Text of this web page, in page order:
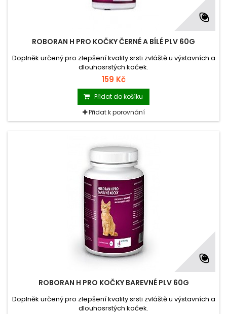
ROBORAN H PRO KOČKY ČERNÉ A BÍLÉ PLV 60G
Doplněk určený pro zlepšení kvality srsti zvláště u výstavních a
dlouhosrstých koček.
159 Kč
Přidat do košíku
Přidat k porovnání
ROBORAN H PRO KOČKY BAREVNÉ PLV 60G
Doplněk určený pro zlepšení kvality srsti zvláště u výstavních a
dlouhosrstých koček.